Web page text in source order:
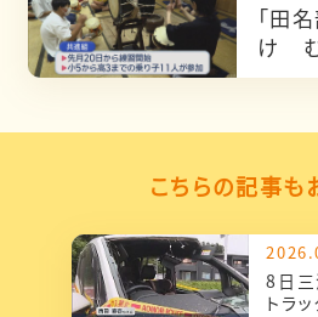
「田
け
やし
こちらの記事も
8日
トラ